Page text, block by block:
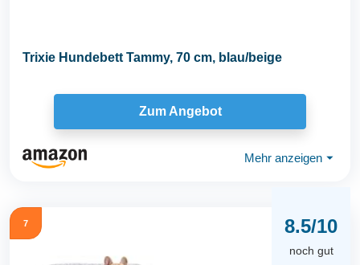
Trixie Hundebett Tammy, 70 cm, blau/beige
Zum Angebot
Mehr anzeigen ⏷
7 8.5/10
noch gut